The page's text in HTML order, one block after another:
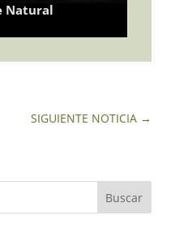
Natural
SIGUIENTE NOTICIA →
Buscar